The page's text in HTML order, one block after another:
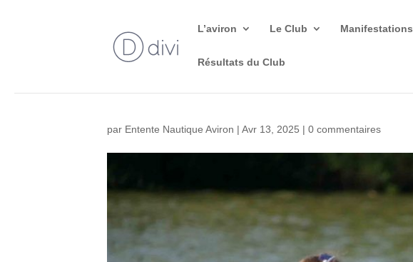
L’aviron Le Club Manifestations
Résultats du Club
par Entente Nautique Aviron |Avr 13, 2025 |0 commentaires